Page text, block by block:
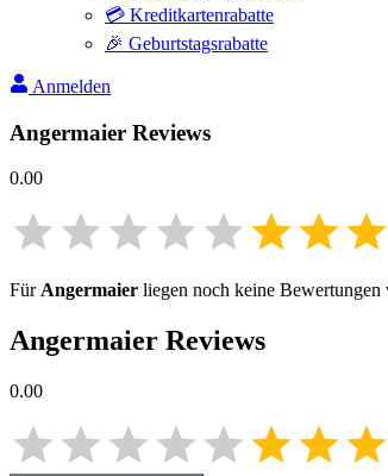
💳 Kreditkartenrabatte
🎉 Geburtstagsrabatte
Anmelden
Angermaier Reviews
0.00
FürAngermaier liegen noch keine
Angermaier Reviews
0.00